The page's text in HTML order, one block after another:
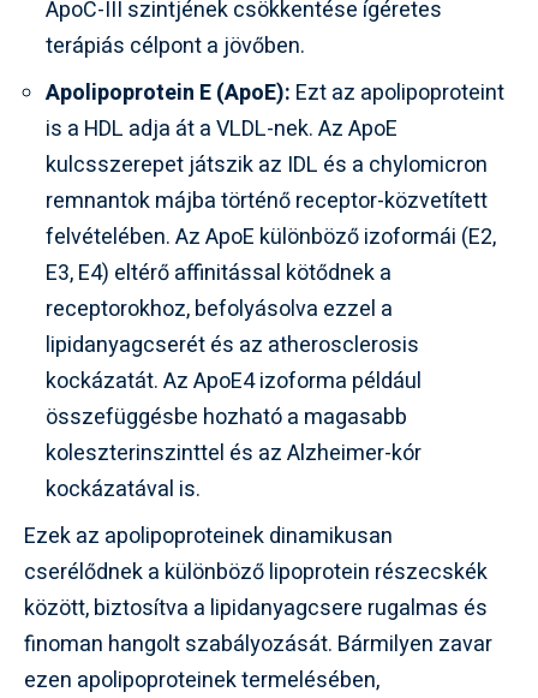
ApoC-III szintjének csökkentése ígéretes
terápiás célpont a jövőben.
Apolipoprotein E (ApoE): Ezt az apolipoproteint
is a HDL adja át a VLDL-nek. Az ApoE
kulcsszerepet játszik az IDL és a chylomicron
remnantok májba történő receptor-közvetített
felvételében. Az ApoE különböző izoformái (E2,
E3, E4) eltérő affinitással kötődnek a
receptorokhoz, befolyásolva ezzel a
lipidanyagcserét és az atherosclerosis
kockázatát. Az ApoE4 izoforma például
összefüggésbe hozható a magasabb
koleszterinszinttel és az Alzheimer-kór
kockázatával is.
Ezek az apolipoproteinek dinamikusan
cserélődnek a különböző lipoprotein részecskék
között, biztosítva a lipidanyagcsere rugalmas és
finoman hangolt szabályozását. Bármilyen zavar
ezen apolipoproteinek termelésében,